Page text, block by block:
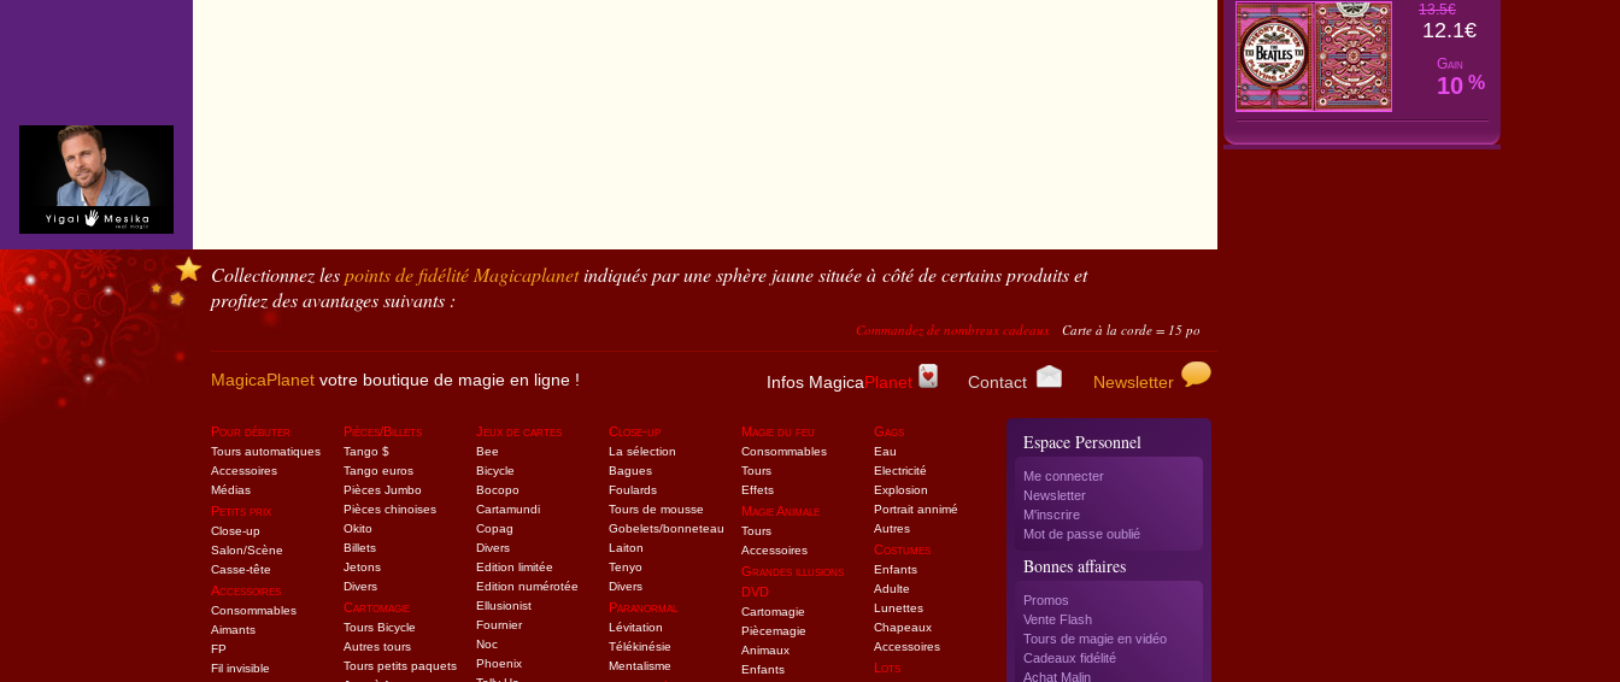
13.5€
12.1€
Gain
10 %
Collectionnez lespoints de fidélitéMagicaplanetindiqués par une sphère jaune située à côté de certains produits et
profitez des avantages suivants :
Commandez de nombreux cadeaux Carte à la corde = 15 points ; Cartes folles automatiques = 10 points...
MagicaPlanet votre boutique de magie en ligne ! Infos MagicaPlanet Contact Newsletter
Pour débuter
Tours automatiques
Accessoires
Médias
Petits prix
Close-up
Salon/Scène
Casse-tête
Accessoires
Consommables
Aimants
FP
Fil invisible
Pièces/Billets
Tango $
Tango euros
Pièces Jumbo
Pièces chinoises
Okito
Billets
Jetons
Divers
Cartomagie
Tours Bicycle
Autres tours
Tours petits paquets
Jeux de cartes
Bee
Bicycle
Bocopo
Cartamundi
Copag
Divers
Edition limitée
Edition numérotée
Ellusionist
Fournier
Noc
Phoenix
Close-up
La sélection
Bagues
Foulards
Tours de mousse
Gobelets/bonneteau
Laiton
Tenyo
Divers
Paranormal
Lévitation
Télékinésie
Mentalisme
Magie du feu
Consommables
Tours
Effets
Magie Animale
Tours
Accessoires
Grandes illusions
DVD
Cartomagie
Piècemagie
Animaux
Enfants
Gags
Eau
Electricité
Explosion
Portrait annimé
Autres
Costumes
Enfants
Adulte
Lunettes
Chapeaux
Accessoires
Lots
Espace Personnel
Me connecter
Newsletter
M'inscrire
Mot de passe oublié
Bonnes affaires
Promos
Vente Flash
Tours de magie en vidéo
Cadeaux fidélité